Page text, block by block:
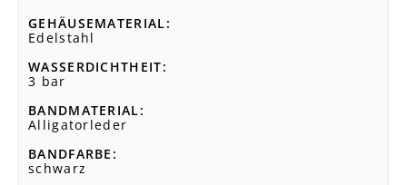
GEHÄUSEMATERIAL
Edelstahl
WASSERDICHTHEIT
3 bar
BANDMATERIAL
Alligatorleder
BANDFARBE
schwarz